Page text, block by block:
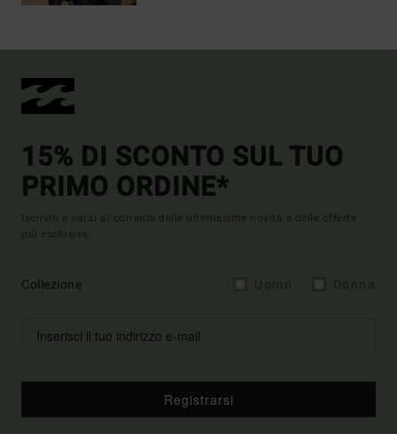
15% DI SCONTO SUL TUO
PRIMO ORDINE*
Iscriviti e sarai al corrente delle ultimissime novità e delle offerte
più esclusive.
Collezione
Registrarsi